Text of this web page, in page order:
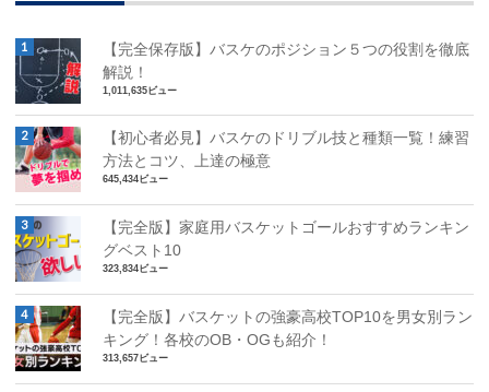
【完全保存版】バスケのポジション５つの役割を徹底
解説！
1,011,635ビュー
【初心者必見】バスケのドリブル技と種類一覧！練習
方法とコツ、上達の極意
645,434ビュー
【完全版】家庭用バスケットゴールおすすめランキン
グベスト10
323,834ビュー
【完全版】バスケットの強豪高校TOP10を男女別ラン
キング！各校のOB・OGも紹介！
313,657ビュー